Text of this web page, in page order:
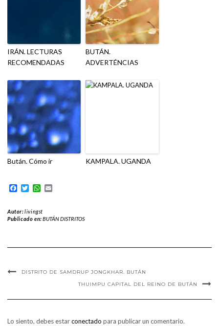
IRÁN. LECTURAS
RECOMENDADAS
BUTÁN.
ADVERTÉNCIAS
Bután. Cómo ir KAMPALA. UGANDA
Facebook
TwitterWhatsApp
Autor:livingst
Publicado en:BUTÁN DISTRITOS
DISTRITO DE SAMDRUP JONGKHAR. BUTÁN
THUIMPU CAPITAL DEL REINO DE BUTÁN
Lo siento, debes estarconectado para publicar un comentario.